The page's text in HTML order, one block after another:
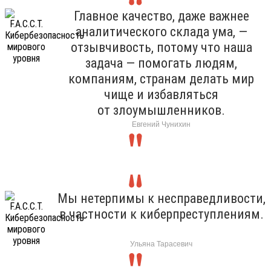
Главное качество, даже важнее
аналитического склада ума, —
отзывчивость, потому что наша
задача — помогать людям,
компаниям, странам делать мир
чище и избавляться
от злоумышленников.
Евгений Чунихин
Мы нетерпимы к несправедливости,
в частности к киберпреступлениям.
Ульяна Тарасевич